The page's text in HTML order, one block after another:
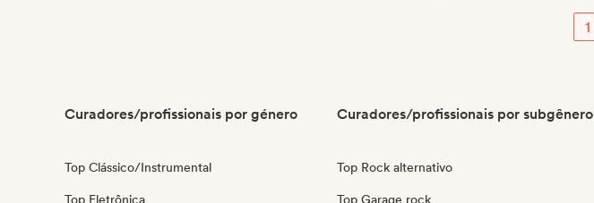
1
Curadores/profissionais por género
Top Clássico/Instrumental
Top Eletrônica
Curadores/profissionais por subgênero
Top Rock alternativo
Top Garage rock